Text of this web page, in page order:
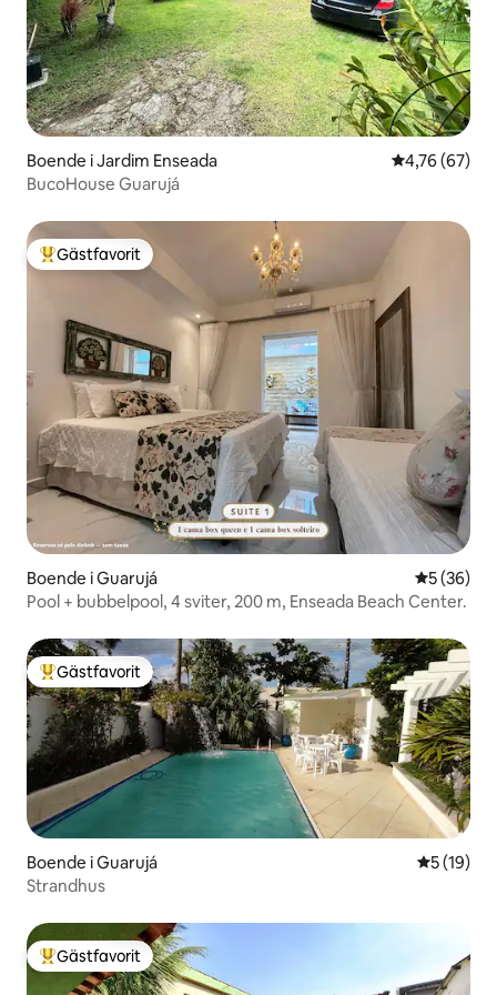
Boende i Jardim Enseada 4,76 av 5 i
4,76 (67)
BucoHouse Guarujá
Populär gästfavorit
Gästfavorit
Boende i Guarujá 5 av 5 i
5 (36)
Pool + bubbelpool, 4 sviter, 200 m, Enseada Beach Center.
Populär gästfavorit
Gästfavorit
Boende i Guarujá 5 av 5 i
5 (19)
Strandhus
Populär gästfavorit
Gästfavorit